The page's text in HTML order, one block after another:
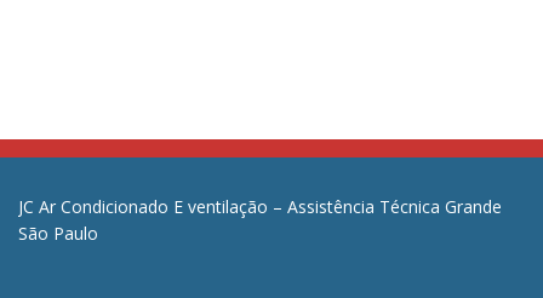
JC Ar Condicionado E ventilação – Assistência Técnica Grande
São Paulo